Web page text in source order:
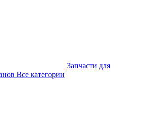
Запчасти для
Все категории